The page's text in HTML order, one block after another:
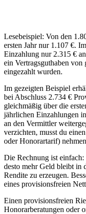
Lesebeispiel: Von den
ersten Jahr nur 1.107 €.
Einzahlung nur 2.315 €
ein Vertragsguthaben
eingezahlt wurden.
Im gezeigten Beispiel
bei Abschluss 2.734 €
gleichmäßig über die
jährlichen Einzahlungen
an den Vermittler
verzichten, musst du
oder Honorartarif)
Die Rechnung ist einfach:
desto mehr Geld bleibt in
Rendite zu erzeugen.
eines provisionsfreien
Einen provisionsfreien
Honorarberatungen oder